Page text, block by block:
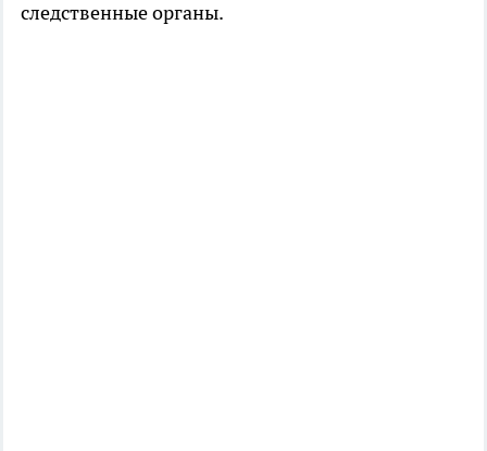
следственные органы.